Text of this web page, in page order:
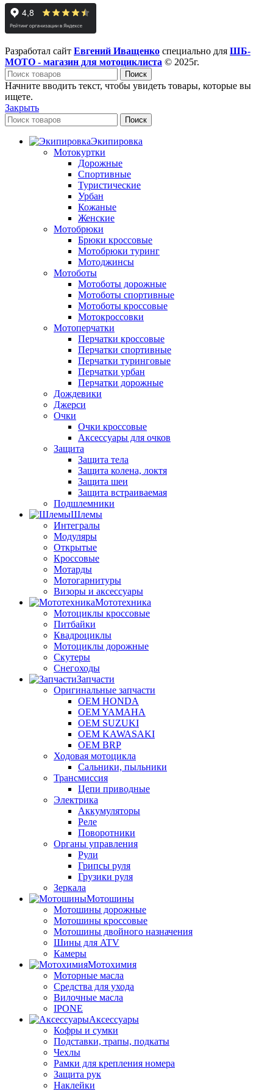
Разработал сайт Евгений Иващенко специально для ШБ-
МОТО - магазин для мотоциклиста © 2025г.
Поиск
Начните вводить текст, чтобы увидеть товары, которые вы
ищете.
Закрыть
Поиск
Экипировка
Мотокуртки
Дорожные
Спортивные
Туристические
Урбан
Кожаные
Женские
Мотобрюки
Брюки кроссовые
Мотобрюки туринг
Мотоджинсы
Мотоботы
Мотоботы дорожные
Мотоботы спортивные
Мотоботы кроссовые
Мотокроссовки
Мотоперчатки
Перчатки кроссовые
Перчатки спортивные
Перчатки туринговые
Перчатки урбан
Перчатки дорожные
Дождевики
Джерси
Очки
Очки кроссовые
Аксессуары для очков
Защита
Защита тела
Защита колена, локтя
Защита шеи
Защита встраиваемая
Подшлемники
Шлемы
Интегралы
Модуляры
Открытые
Кроссовые
Мотарды
Мотогарнитуры
Визоры и аксессуары
Мототехника
Мотоциклы кроссовые
Питбайки
Квадроциклы
Мотоциклы дорожные
Скутеры
Снегоходы
Запчасти
Оригинальные запчасти
OEM HONDA
OEM YAMAHA
OEM SUZUKI
OEM KAWASAKI
OEM BRP
Ходовая мотоцикла
Сальники, пыльники
Трансмиссия
Цепи приводные
Электрика
Аккумуляторы
Реле
Поворотники
Органы управления
Рули
Грипсы руля
Грузики руля
Зеркала
Мотошины
Мотошины дорожные
Мотошины кроссовые
Мотошины двойного назначения
Шины для ATV
Камеры
Мотохимия
Моторные масла
Средства для ухода
Вилочные масла
IPONE
Аксессуары
Кофры и сумки
Подставки, трапы, подкаты
Чехлы
Рамки для крепления номера
Защита рук
Наклейки